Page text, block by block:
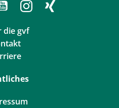
die gvf